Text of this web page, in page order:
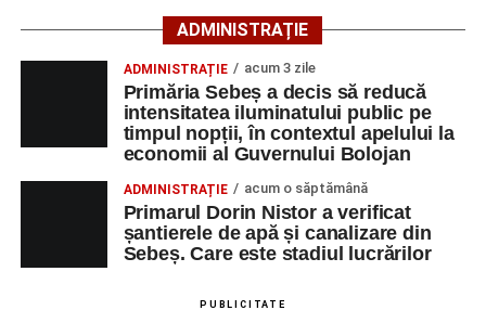
66 ani, va fi transportată la UPU Alba Iulia”
Adaugă-ne ca sursă preferată
Urmărește-ne pe Google News
Ultimele știri din Sebeș
Femeie de 66 de ani, transportată în stare gravă la
ADMINISTRAȚIE
ADMINISTRAȚIE acum 3 zile
Primăria Sebeș a decis să reducă
intensitatea iluminatului public pe
timpul nopții, în contextul apelului la
economii al Guvernului Bolojan
ADMINISTRAȚIE acum o săptămână
Primarul Dorin Nistor a verificat
șantierele de apă și canalizare din
Sebeș. Care este stadiul lucrărilor
PUBLICITATE